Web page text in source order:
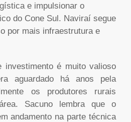
e impulsionar o
do Cone Sul. Naviraí segue
por mais infraestrutura e
investimento é muito valioso
aguardado há anos pela
os produtores rurais
Sacuno lembra que o
andamento na parte técnica